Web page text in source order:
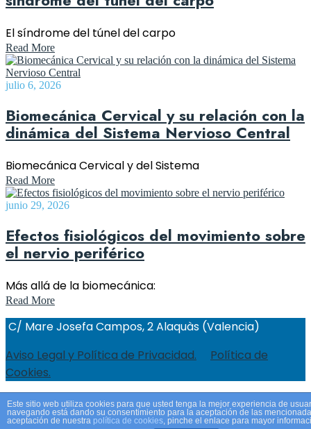
El síndrome del túnel del carpo
Read More
julio 6, 2026
Biomecánica Cervical y su relación con la
dinámica del Sistema Nervioso Central
Biomecánica Cervical y del Sistema
Read More
junio 29, 2026
Efectos fisiológicos del movimiento sobre
el nervio periférico
Más allá de la biomecánica:
Read More
C/ Mare Josefa Campos, 2 Alaquàs (Valencia)
Aviso Legal y Política de Privacidad.
Política de
Cookies.
Este sitio web utiliza cookies para que usted tenga la mejor experiencia de
navegando está dando su consentimiento para la aceptación de las
aceptación de nuestra política de cookies, pinche el enlace para mayor